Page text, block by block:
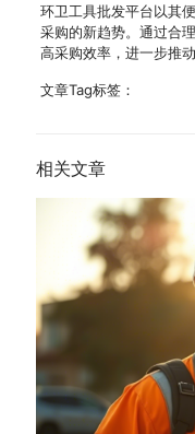
环卫工具批发平台以其
采购的新趋势。通过合
高采购效率，进一步推
文章Tag标签：
相关文章